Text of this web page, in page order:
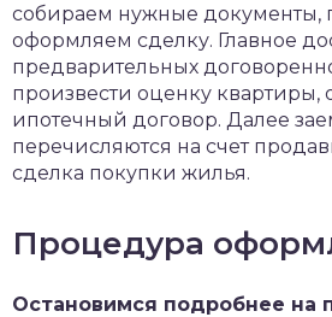
собираем нужные документы,
оформляем сделку. Главное
предварительных
произвести оценку квартиры,
ипотечный договор. Далее
перечисляются на счет
сделка покупки жилья.
Процедура
Остановимся подробнее на